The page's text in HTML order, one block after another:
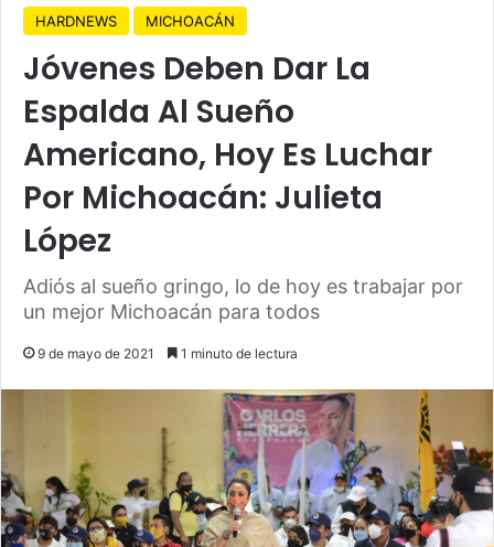
HARDNEWS MICHOACÁN
Jóvenes Deben Dar La
Espalda Al Sueño
Americano, Hoy Es Luchar
Por Michoacán: Julieta
López
Adiós al sueño gringo, lo de hoy es trabajar por
un mejor Michoacán para todos
9 de mayo de 2021 1 minuto de lectura